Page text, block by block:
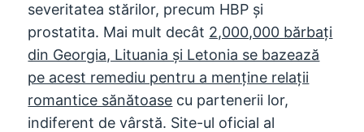
severitatea stărilor, precum HBP și
prostatita. Mai mult decât 2,000,000 bărbați
din Georgia, Lituania și Letonia se bazează
pe acest remediu pentru a menține relații
romantice sănătoase cu partenerii lor,
indiferent de vârstă. Site-ul oficial al